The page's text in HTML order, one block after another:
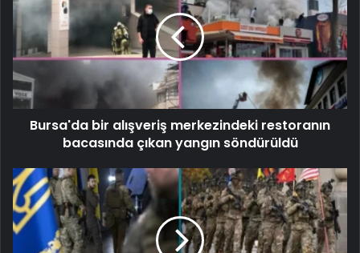
Bursa'da bir alışveriş merkezindeki restoranın
bacasında çıkan yangın söndürüldü